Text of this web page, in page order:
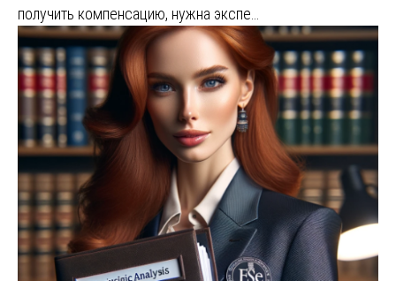
получить компенсацию, нужна экспе…